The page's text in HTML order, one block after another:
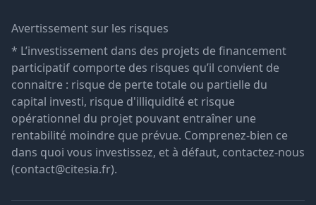
Avertissement sur les risques
* L’investissement dans des projets de financement
participatif comporte des risques qu’il convient de
connaitre : risque de perte totale ou partielle du
capital investi, risque d'illiquidité et risque
opérationnel du projet pouvant entraîner une
rentabilité moindre que prévue. Comprenez-bien ce
dans quoi vous investissez, et à défaut, contactez-nous
(contact@citesia.fr).